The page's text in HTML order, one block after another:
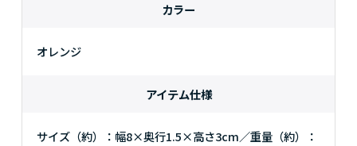
カラー
オレンジ
アイテム仕様
サイズ（約）：幅8×奥行1.5×高さ3cm／重量（約）：